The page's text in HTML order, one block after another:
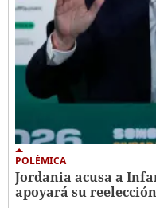
POLÉMICA
Jordania acusa a
apoyará su